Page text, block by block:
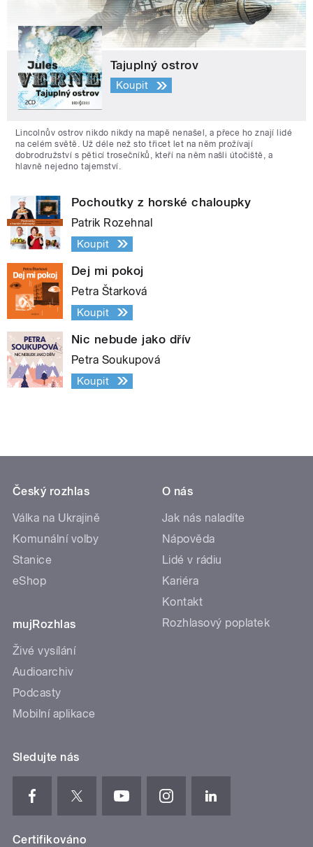
Tajuplný ostrov
Koupit
Lincolnův ostrov nikdo nikdy na mapě nenašel, a přece ho znají lidé
na celém světě. Už déle než sto třicet let na něm prožívají
dobrodružství s pěticí trosečníků, kteří na něm našli útočiště, a
hlavně nejedno tajemství.
Pochoutky z horské chaloupky
Patrik Rozehnal
Koupit
Dej mi pokoj
Petra Štarková
Koupit
Nic nebude jako dřív
Petra Soukupová
Koupit
Český rozhlas
Válka na Ukrajině
Komunální volby
Stanice
eShop
mujRozhlas
Živé vysílání
Audioarchiv
Podcasty
Mobilní aplikace
O nás
Jak nás naladíte
Nápověda
Lidé v rádiu
Kariéra
Kontakt
Rozhlasový poplatek
Sledujte nás
Certifikováno